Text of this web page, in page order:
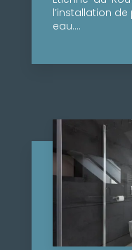
l’installation
eau....